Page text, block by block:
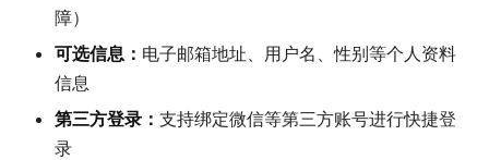
障）
可选信息： 电子邮箱地址、用户名、性别等个人资料
信息
第三方登录： 支持绑定微信等第三方账号进行快捷登
录